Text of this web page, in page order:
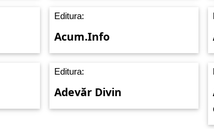
Editura:
Acum.Info
Editura:
Adevăr Divin